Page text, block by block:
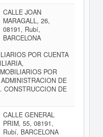
CALLE JOAN
MARAGALL, 26,
08191, Rubí,
BARCELONA
POR CUENTA
POR
DE
CONSTRUCCION DE
CALLE GENERAL
PRIM, 55, 08191,
Rubí, BARCELONA